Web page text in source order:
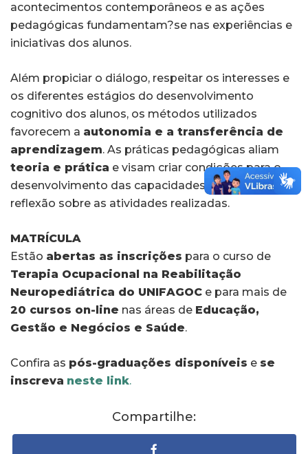
acontecimentos contemporâneos e as ações
pedagógicas fundamentam?se nas experiências e
iniciativas dos alunos.
Além propiciar o diálogo, respeitar os interesses e
os diferentes estágios do desenvolvimento
cognitivo dos alunos, os métodos utilizados
favorecem a autonomia e a transferência de
aprendizagem. As práticas pedagógicas aliam
teoria e prática e visam criar condições para o
desenvolvimento das capacidades de abstração e
reflexão sobre as atividades realizadas.
MATRÍCULA
Estão abertas as inscrições para o curso de
Terapia Ocupacional na Reabilitação
Neuropediátrica do UNIFAGOC e para mais de
20 cursos on-line nas áreas de Educação,
Gestão e Negócios e Saúde.
Confira as pós-graduações disponíveis e se
inscreva neste link.
Compartilhe: